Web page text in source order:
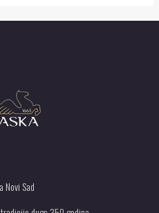
Novi Sad